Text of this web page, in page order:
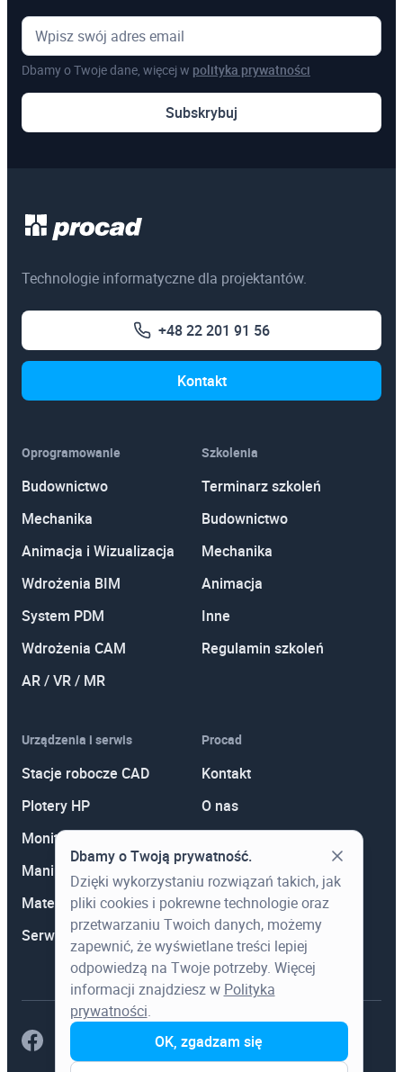
Dbamy o Twoje dane, więcej w polityka prywatności
Subskrybuj
Technologie informatyczne dla projektantów.
+48 22 201 91 56
Kontakt
Oprogramowanie
Budownictwo
Mechanika
Animacja i Wizualizacja
Wdrożenia BIM
System PDM
Wdrożenia CAM
AR / VR / MR
Szkolenia
Terminarz szkoleń
Budownictwo
Mechanika
Animacja
Inne
Regulamin szkoleń
Urządzenia i serwis
Stacje robocze CAD
Plotery HP
Monitory
Manipulatory 3D
Materiały eksploatacyjne
Serwis
Procad
Kontakt
O nas
Promocje
Aktualności
Wiedza
Dbamy o Twoją prywatność.
Dzięki wykorzystaniu rozwiązań takich, jak
pliki cookies i pokrewne technologie oraz
przetwarzaniu Twoich danych, możemy
zapewnić, że wyświetlane treści lepiej
odpowiedzą na Twoje potrzeby. Więcej
informacji znajdziesz w Polityka
prywatności.
OK, zgadzam się